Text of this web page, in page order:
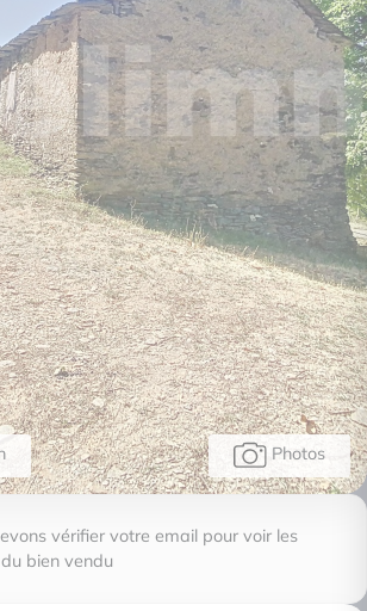
Photos
vérifier votre email pour voir les
bien vendu